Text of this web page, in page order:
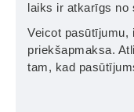
laiks ir atkarīgs no
Veicot pasūtījumu,
priekšapmaksa.
tam, kad